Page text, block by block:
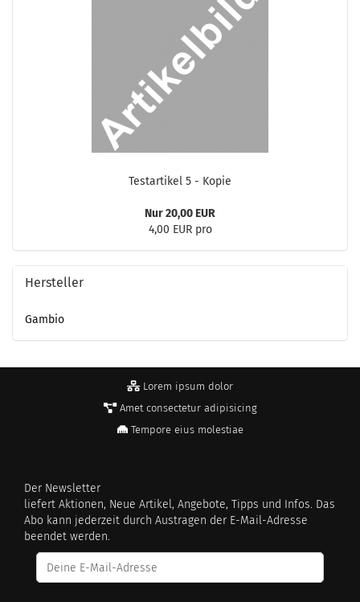
Te­st­ar­ti­kel 5 - Kopie
Nur 20,00 EUR
4,00 EUR pro
Hersteller
Gambio
Lorem ipsum dolor
Amet consectetur adipisicing
Tempore eius molestiae
Der Newsletter
liefert Aktionen, Neue Artikel, Angebote, Tipps und Infos. Das
Abo kann jederzeit durch Austragen der E-Mail-Adresse
beendet werden.